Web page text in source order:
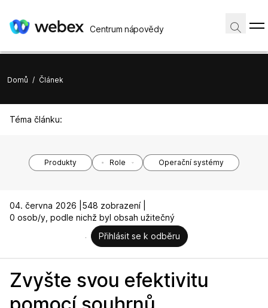
Centrum nápovědy
Domů / Článek
Téma článku:
Produkty Role Operační systémy
04. června 2026 | 548 zobrazení |
0 osob/y, podle nichž byl obsah užitečný
Přihlásit se k odběru
Zvyšte svou efektivitu